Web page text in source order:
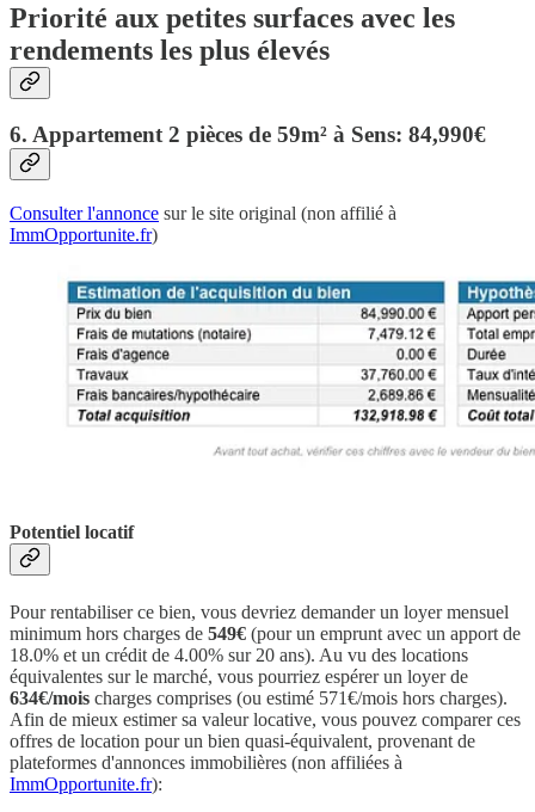
Priorité aux petites surfaces avec les
rendements les plus élevés
6. Appartement 2 pièces de 59m² à Sens: 84,990€
Consulter l'annonce sur le site original (non affilié à
ImmOpportunite.fr)
Potentiel locatif
Pour rentabiliser ce bien, vous devriez demander un loyer mensuel
minimum hors charges de 549€ (pour un emprunt avec un apport de
18.0% et un crédit de 4.00% sur 20 ans). Au vu des locations
équivalentes sur le marché, vous pourriez espérer un loyer de
634€/mois charges comprises (ou estimé 571€/mois hors charges).
Afin de mieux estimer sa valeur locative, vous pouvez comparer ces
offres de location pour un bien quasi-équivalent, provenant de
plateformes d'annonces immobilières (non affiliées à
ImmOpportunite.fr):